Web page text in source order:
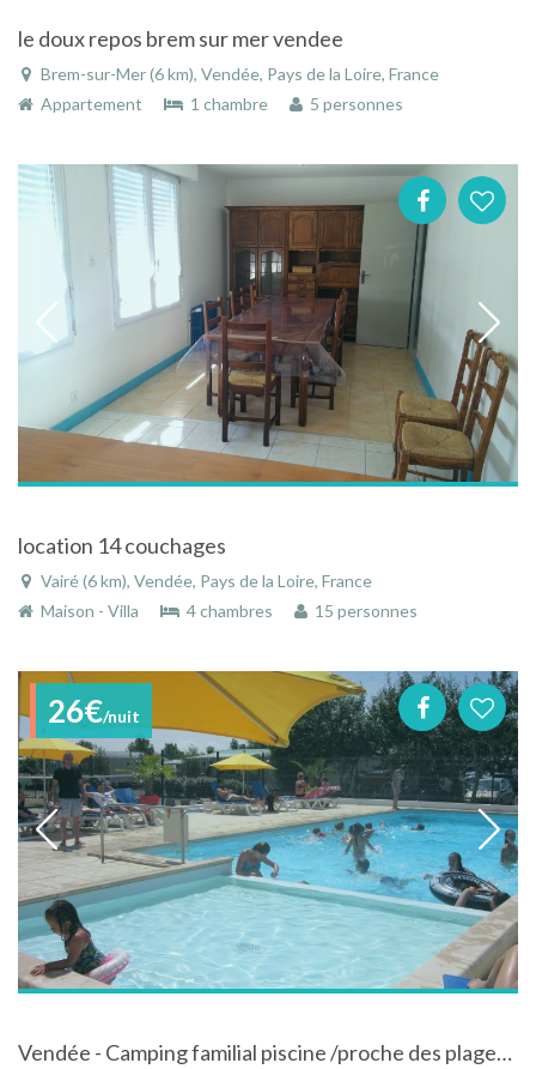
le doux repos brem sur mer vendee
Brem-sur-Mer (6 km), Vendée, Pays de la Loire, France
Appartement
1 chambre 5 personnes
location 14 couchages
Vairé (6 km), Vendée, Pays de la Loire, France
Maison - Villa
4 chambres 15 personnes
26€/nuit
Vendée - Camping familial piscine /proche des plages (Mobil-homes/emplacements)